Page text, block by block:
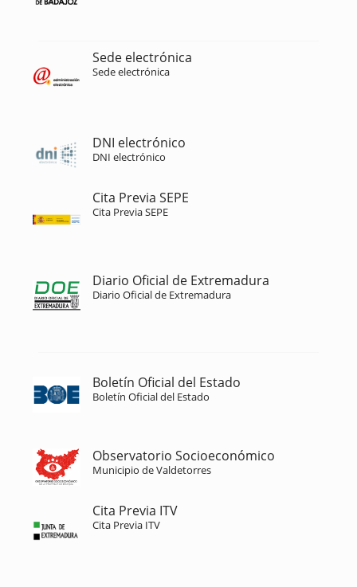
Sede electrónica
Sede electrónica
DNI electrónico
DNI electrónico
Cita Previa SEPE
Cita Previa SEPE
Diario Oficial de Extremadura
Diario Oficial de Extremadura
Boletín Oficial del Estado
Boletín Oficial del Estado
Observatorio Socioeconómico
Municipio de Valdetorres
Cita Previa ITV
Cita Previa ITV